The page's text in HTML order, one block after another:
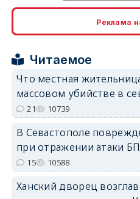
Реклама
Читаемое
Что местная
массовом убийстве в
21 10739
В Севастополе
при отражении атаки
15 10588
Ханский дворец